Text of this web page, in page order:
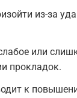
из-за
или
прокладок.
к